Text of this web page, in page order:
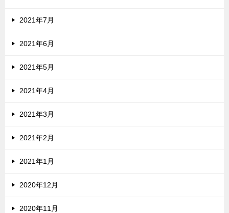
2021年7月
2021年6月
2021年5月
2021年4月
2021年3月
2021年2月
2021年1月
2020年12月
2020年11月